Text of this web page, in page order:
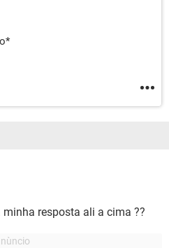
resposta ali a cima ??